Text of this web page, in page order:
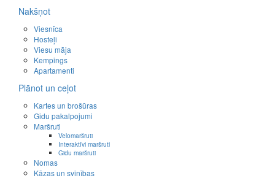
Nakšņot
Viesnīca
Hosteļi
Viesu māja
Kempings
Apartamenti
Plānot un ceļot
Kartes un brošūras
Gidu pakalpojumi
Maršruti
Velomaršruti
Interaktīvi maršruti
Gidu maršruti
Nomas
Kāzas un svinības